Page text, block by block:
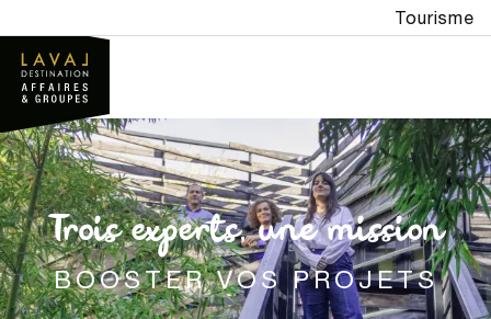
au
contenu
principal
Tourisme
Trois experts, une mission
BOOSTER VOS PROJETS